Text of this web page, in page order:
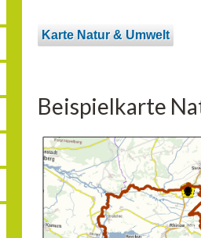
Karte Natur & Umwelt
Beispielkarte